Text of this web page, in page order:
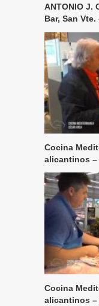
ANTONIO J.
Bar, San
Cocina
alicantinos –
Cocina
alicantinos –